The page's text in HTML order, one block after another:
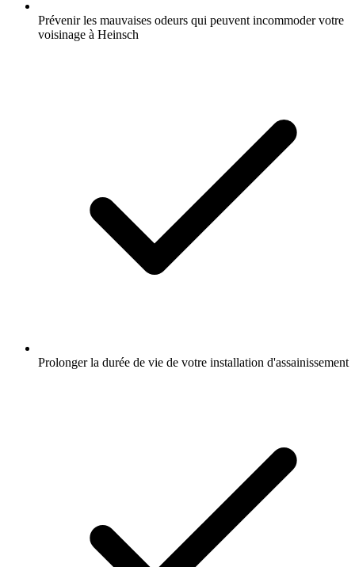
Prévenir les mauvaises odeurs qui peuvent incommoder votre
voisinage à Heinsch
Prolonger la durée de vie de votre installation d'assainissement